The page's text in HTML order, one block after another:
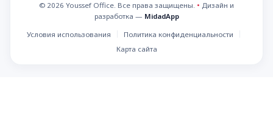
© 2026 Youssef Office. Все права защищены. • Дизайн и
разработка — MidadApp
Условия использования
Политика конфиденциальности
Карта сайта